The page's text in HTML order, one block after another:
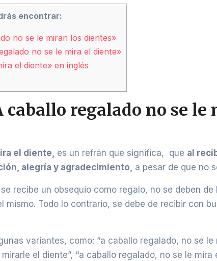
encontrar:
no se le miran los dientes»
no se le mira el diente»
el diente» en inglés
caballo regalado no se le
el diente, es un refrán que significa, que al
alegría y agradecimiento, a pesar de que no
recibe un obsequio como regalo, no se deben
mismo. Todo lo contrario, se debe de recibir con
variantes, como: “a caballo regalado, no se le
el diente”, “a caballo regalado, no se le mira